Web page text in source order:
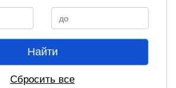
Найти
Сбросить все